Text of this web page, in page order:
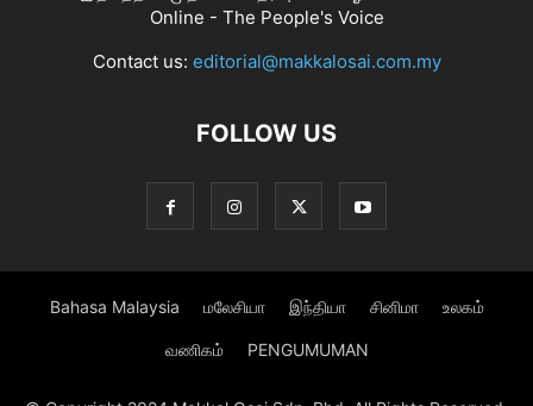
Online - The People's Voice
Contact us: editorial@makkalosai.com.my
FOLLOW US
Bahasa Malaysia மலேசியா இந்தியா சினிமா உலகம்
வணிகம் PENGUMUMAN